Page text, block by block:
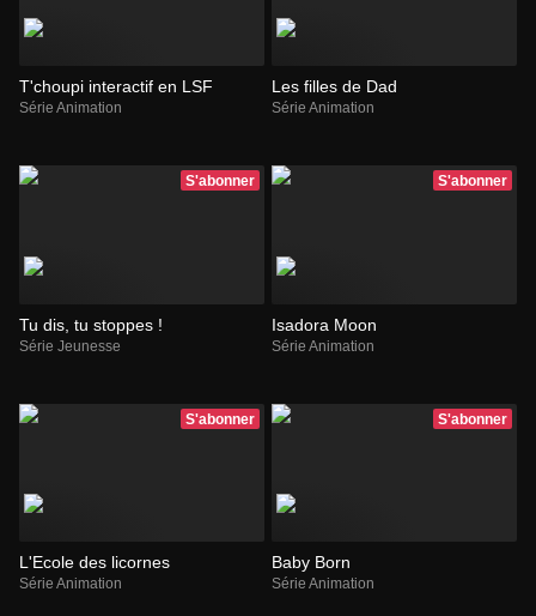
T'choupi interactif en LSF
Série Animation
Les filles de Dad
Série Animation
S'abonner
Tu dis, tu stoppes !
Série Jeunesse
S'abonner
Isadora Moon
Série Animation
S'abonner
L'Ecole des licornes
Série Animation
S'abonner
Baby Born
Série Animation